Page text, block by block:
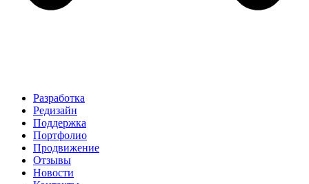
Разработка
Редизайн
Поддержка
Портфолио
Продвижение
Отзывы
Новости